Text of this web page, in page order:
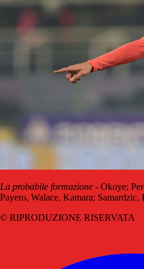
La probabile formazione - Okoye;
Payero, Walace, Kamara;
© RIPRODUZIONE RISERVATA